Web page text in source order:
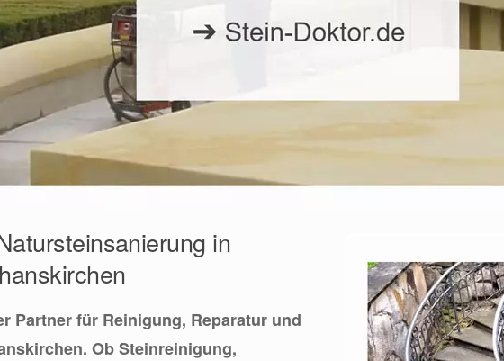
in
Partner für Reinigung, Reparatur und
Ob Steinreinigung,